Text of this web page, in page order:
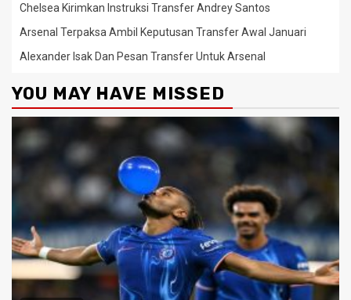
Chelsea Kirimkan Instruksi Transfer Andrey Santos
Arsenal Terpaksa Ambil Keputusan Transfer Awal Januari
Alexander Isak Dan Pesan Transfer Untuk Arsenal
YOU MAY HAVE MISSED